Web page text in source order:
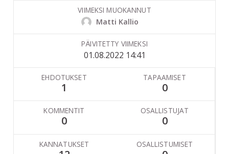
VIIMEKSI MUOKANNUT
Matti Kallio
PÄIVITETTY VIIMEKSI
01.08.2022 14:41
EHDOTUKSET
1
TAPAAMISET
0
KOMMENTIT
0
OSALLISTUJAT
0
KANNATUKSET OSALLISTUMISET